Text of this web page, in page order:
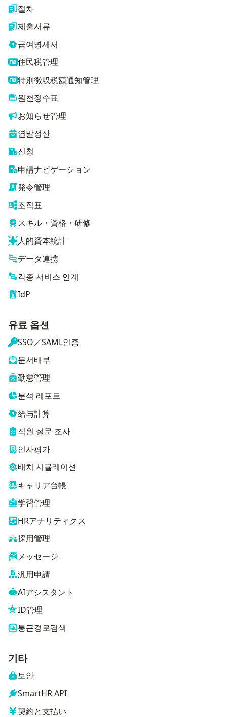
절차
제출서류
급여명세서
住民税管理
特別徴収税額通知管理
원천징수표
お知らせ管理
연말정산
신청
申請ナビゲーション
発令管理
조직표
スキル・資格・研修
人的資本統計
データ連携
각종 서비스 연계
IdP
유료 옵션
SSO／SAML인증
문서배부
勤怠管理
분석 레포트
給与計算
직원 설문 조사
인사평가
배치 시뮬레이션
キャリア台帳
学習管理
HRアナリティクス
採用管理
メッセージ
汎用申請
AIアシスタント
ID管理
통근경로검색
기타
보안
SmartHR API
契約と支払い